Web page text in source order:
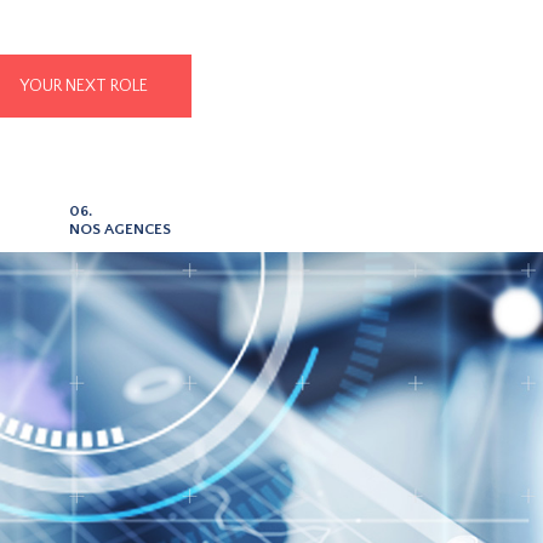
YOUR NEXT ROLE
06.
NOS AGENCES